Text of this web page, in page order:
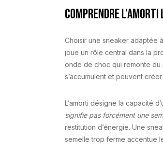
Comprendre
Choisir une sneaker adaptée
joue un rôle central dans la
onde de choc qui remonte du
s’accumulent et peuvent
L’amorti désigne la capacité
signifie pas forcément une
restitution d’énergie. Une
semelle trop ferme accentue